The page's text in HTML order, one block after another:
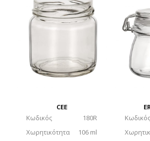
CEE
Κωδικός
180R
Χωρητικότητα
106 ml
Κωδικός